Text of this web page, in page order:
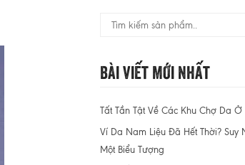
Bài Viết Mới Nhất
Tất Tần Tật Về Các Khu Chợ Da Ở
Ví Da Nam Liệu Đã Hết Thời? Suy
Một Biểu Tượng